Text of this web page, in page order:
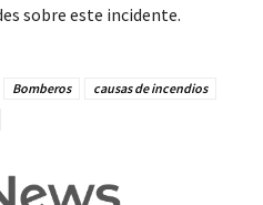
sobre este incidente.
Bomberos
causas de incendios